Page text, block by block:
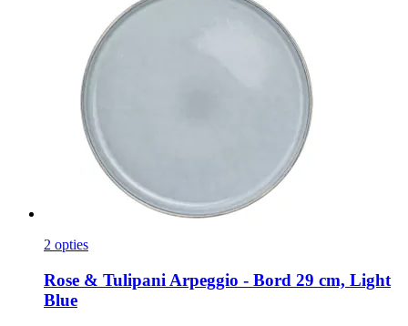
2 opties
Rose & Tulipani Arpeggio -​ Bord 29 cm, Light
Blue